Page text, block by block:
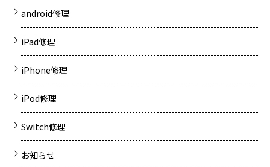
android修理
iPad修理
iPhone修理
iPod修理
Switch修理
お知らせ